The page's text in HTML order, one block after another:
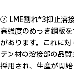
② LME割れ*3抑止溶接
高強度のめっき鋼板
があります。これに
テン材の溶接部の品
採用され、生産が開始